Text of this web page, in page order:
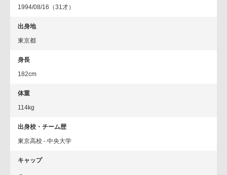
1994/08/16（31才）
出身地
東京都
身長
182cm
体重
114kg
出身校・チーム歴
東京高校 - 中央大学
キャップ